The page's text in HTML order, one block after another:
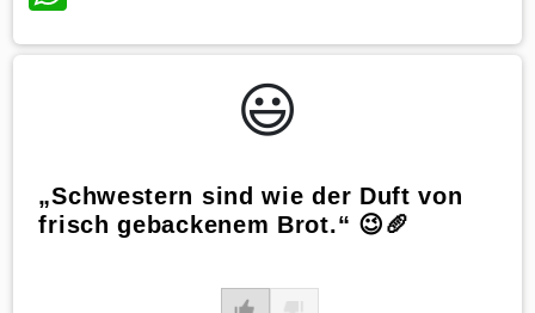
😃️
„Schwestern sind wie der Duft von
frisch gebackenem Brot.“ 😉🥖